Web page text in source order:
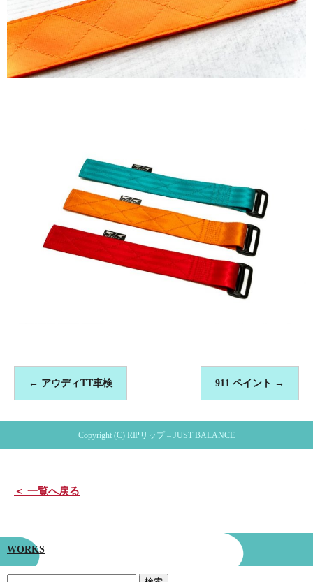
← アウディTT車検 911 ペイント →
Copyright (C) RIPリップ – JUST BALANCE
＜ 一覧へ戻る
WORKS